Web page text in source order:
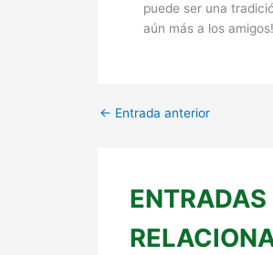
puede ser una
aún más a los amigos!
← Entrada anterior
ENTRADAS